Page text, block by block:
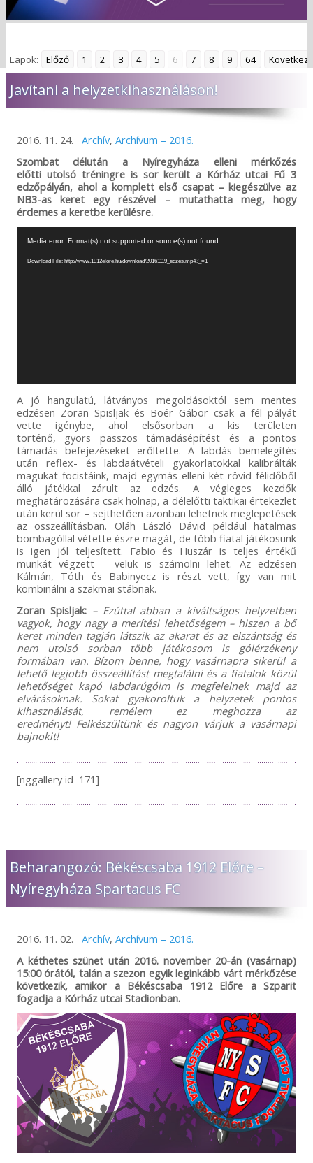
Lapok: Előző 1 2 3 4 5 6 7 8 9 64
Javítani a helyzetkihasználáson!
2016. 11. 24. Archív, Archívum – 2016.
Szombat délután a Nyíregyháza elleni mérkőzés
előtti utolsó tréningre is sor került a Kórház utcai Fű 3
edzőpályán, ahol a komplett első csapat – kiegészülve az
NB3-as keret egy részével – mutathatta meg, hogy
érdemes a keretbe kerülésre.
Media error: Format(s) not supported or source(s) not found
Download File: http://www.1912elore.hu/download/20161119_edzes.mp4?_=1
A jó hangulatú, látványos megoldásoktól sem mentes
edzésen Zoran Spisljak és Boér Gábor csak a fél pályát
vette igénybe, ahol elsősorban a kis területen
történő, gyors passzos támadásépítést és a pontos
támadás befejezéseket erőltette. A labdás bemelegítés
után reflex- és labdaátvételi gyakorlatokkal kalibrálták
magukat focistáink, majd egymás elleni két rövid félidőből
álló játékkal zárult az edzés. A végleges kezdők
meghatározására csak holnap, a délelőtti taktikai értekezlet
után kerül sor – sejthetően azonban lehetnek meglepetések
az összeállításban. Oláh László Dávid például hatalmas
bombagóllal vétette észre magát, de több fiatal játékosunk
is igen jól teljesített. Fabio és Huszár is teljes értékű
munkát végzett – velük is számolni lehet. Az edzésen
Kálmán, Tóth és Babinyecz is részt vett, így van mit
kombinálni a szakmai stábnak.
Zoran Spisljak: – Ezúttal abban a kiváltságos helyzetben
vagyok, hogy nagy a merítési lehetőségem – hiszen a bő
keret minden tagján látszik az akarat és az elszántság és
nem utolsó sorban több játékosom is gólérzékeny
formában van. Bízom benne, hogy vasárnapra sikerül a
lehető legjobb összeállítást megtalálni és a fiatalok közül
lehetőséget kapó labdarúgóim is megfelelnek majd az
elvárásoknak. Sokat gyakoroltuk a helyzetek pontos
kihasználását, remélem ez meghozza az
eredményt! Felkészültünk és nagyon várjuk a vasárnapi
bajnokit!
[nggallery id=171]
Beharangozó: Békéscsaba 1912 Előre –
Nyíregyháza Spartacus FC
2016. 11. 02. Archív, Archívum – 2016.
A kéthetes szünet után 2016. november 20-án (vasárnap)
15:00 órától, talán a szezon egyik leginkább várt mérkőzése
következik, amikor a Békéscsaba 1912 Előre a Szparit
fogadja a Kórház utcai Stadionban.